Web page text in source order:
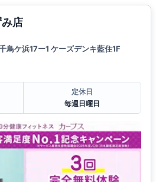
店
鳥ケ浜17ー1 ケーズデンキ藍住1F
定休日
毎週日曜日